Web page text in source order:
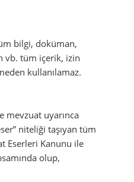
bilgi, doküman,
vb. tüm içerik, izin
kullanılamaz.
mevzuat uyarınca
niteliği taşıyan tüm
Eserleri Kanunu ile
olup,